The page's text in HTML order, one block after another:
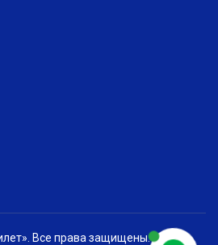
Все права защищены.